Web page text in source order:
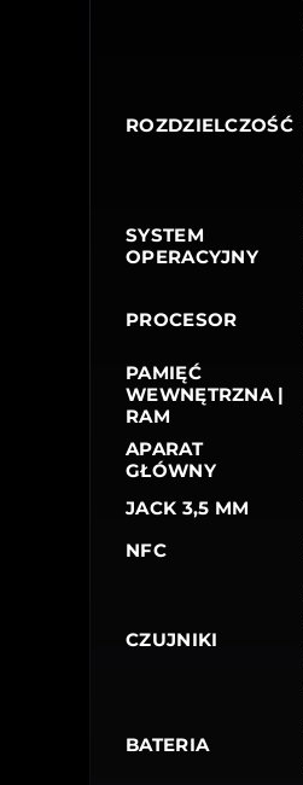
ROZDZIELCZOŚĆ
SYSTEM
OPERACYJNY
PROCESOR
PAMIĘĆ
WEWNĘTRZNA |
RAM
APARAT
GŁÓWNY
JACK 3,5 MM
NFC
CZUJNIKI
BATERIA